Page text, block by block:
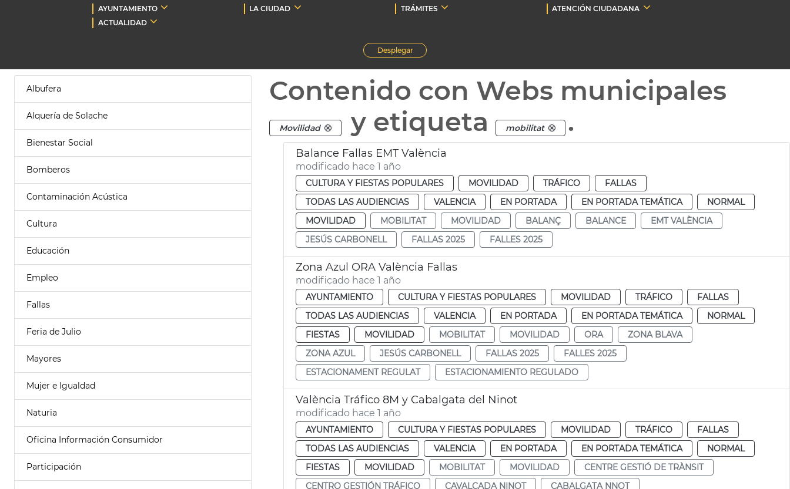
AYUNTAMIENTO LA CIUDAD TRÁMITES
ATENCIÓN CIUDADANA
ACTUALIDAD
Desplegar
Albufera
Alquería de Solache
Bienestar Social
Bomberos
Contaminación Acústica
Cultura
Educación
Empleo
Fallas
Feria de Julio
Mayores
Mujer e Igualdad
Naturia
Oficina Información Consumidor
Participación
Contenido con Webs municipales
Movilidad y etiqueta mobilitat .
Balance Fallas EMT València
modificado hace 1 año
CULTURA Y FIESTAS POPULARES MOVILIDAD TRÁFICO
FALLAS
TODAS LAS AUDIENCIAS
VALENCIA EN PORTADA EN PORTADA TEMÁTICA
NORMAL
MOVILIDAD
MOBILITAT MOVILIDAD BALANÇ BALANCE
EMT VALÈNCIA
JESÚS CARBONELL
FALLAS 2025 FALLES 2025
Zona Azul ORA València Fallas
modificado hace 1 año
AYUNTAMIENTO CULTURA Y FIESTAS POPULARES MOVILIDAD TRÁFICO
FALLAS
TODAS LAS AUDIENCIAS
VALENCIA EN PORTADA EN PORTADA TEMÁTICA
NORMAL
FIESTAS
MOVILIDAD MOBILITAT MOVILIDAD ORA
ZONA BLAVA
ZONA AZUL
JESÚS CARBONELL FALLAS 2025
FALLES 2025
ESTACIONAMENT REGULAT
ESTACIONAMIENTO REGULADO
València Tráfico 8M y Cabalgata del Ninot
modificado hace 1 año
AYUNTAMIENTO CULTURA Y FIESTAS POPULARES MOVILIDAD TRÁFICO
FALLAS
TODAS LAS AUDIENCIAS
VALENCIA EN PORTADA EN PORTADA TEMÁTICA
NORMAL
FIESTAS
MOVILIDAD MOBILITAT MOVILIDAD
CENTRE GESTIÓ DE TRÀNSIT
CENTRO GESTIÓN TRÁFICO
CAVALCADA NINOT CABALGATA NNOT